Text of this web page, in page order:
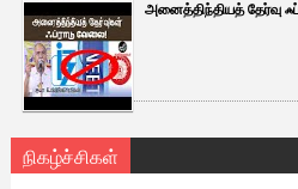
அனைத்திந்தியத் தேர்வு
நிகழ்ச்சிகள்